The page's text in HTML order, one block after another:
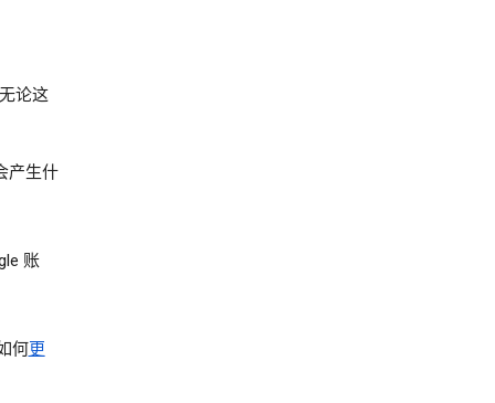
论这
产生什
账
何更